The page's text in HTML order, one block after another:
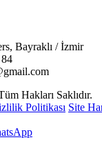
Bayraklı / İzmir
Hakları Saklıdır.
Politikası Site